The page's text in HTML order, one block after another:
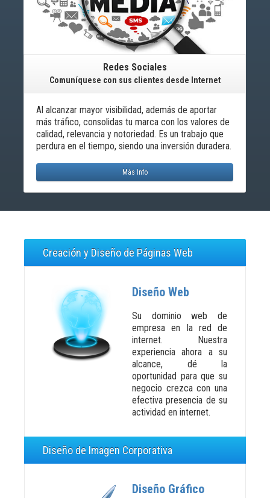
Redes Sociales
Comuníquese con sus clientes desde Internet
Al alcanzar mayor visibilidad, además de aportar
más tráfico, consolidas tu marca con los valores de
calidad, relevancia y notoriedad. Es un trabajo que
perdura en el tiempo, siendo una inversión duradera.
Más Info
Creación y Diseño de Páginas Web
Diseño Web
Su dominio web de
empresa en la red de
internet. Nuestra
experiencia ahora a su
alcance, dé la
oportunidad para que su
negocio crezca con una
efectiva presencia de su
actividad en internet.
Diseño de Imagen Corporativa
Diseño Gráfico